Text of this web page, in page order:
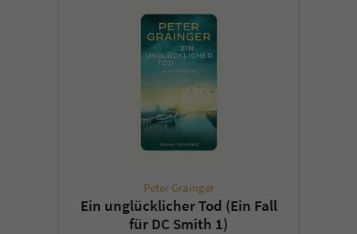
Peter Grainger
Ein unglücklicher Tod (Ein Fall
für DC Smith 1)